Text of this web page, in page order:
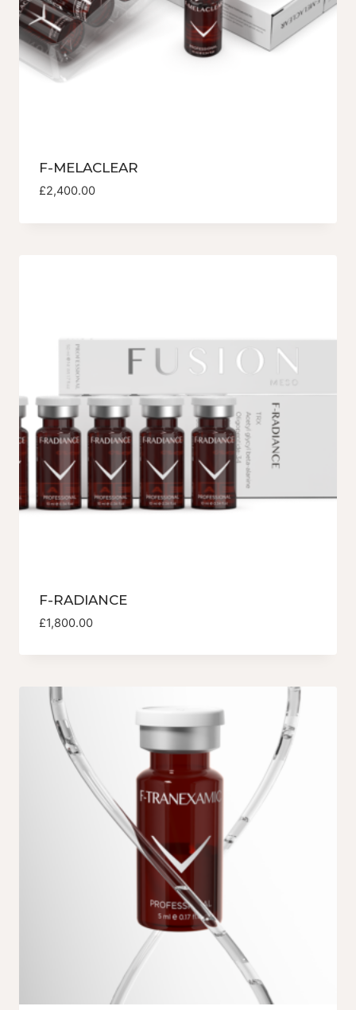
F-MELACLEAR
£2,400.00
F-RADIANCE
£1,800.00